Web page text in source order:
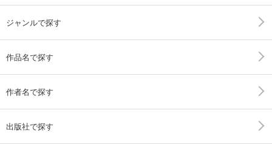
ジャンルで探す
作品名で探す
作者名で探す
出版社で探す